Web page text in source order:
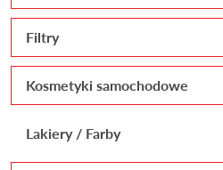
Filtry
Kosmetyki samochodowe
Lakiery / Farby